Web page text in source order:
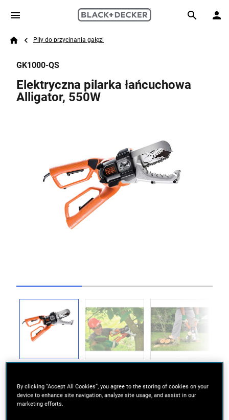
Skip to main content
Search
Breadcrumb
Piły do przycinania gałęzi
Go to slide 1 Go to slide 2 Go to slide 3
GK1000-QS
Elektryczna pilarka łańcuchowa
Alligator, 550W
By clicking “Accept All Cookies”, you agree to the storing of cookies on your
device to enhance site navigation, analyze site usage, and assist in our
marketing efforts.